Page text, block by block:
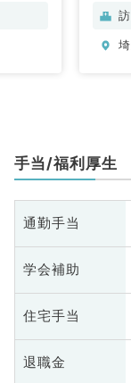
手当/福利厚生
通勤手当
学会補助
住宅手当
退職金